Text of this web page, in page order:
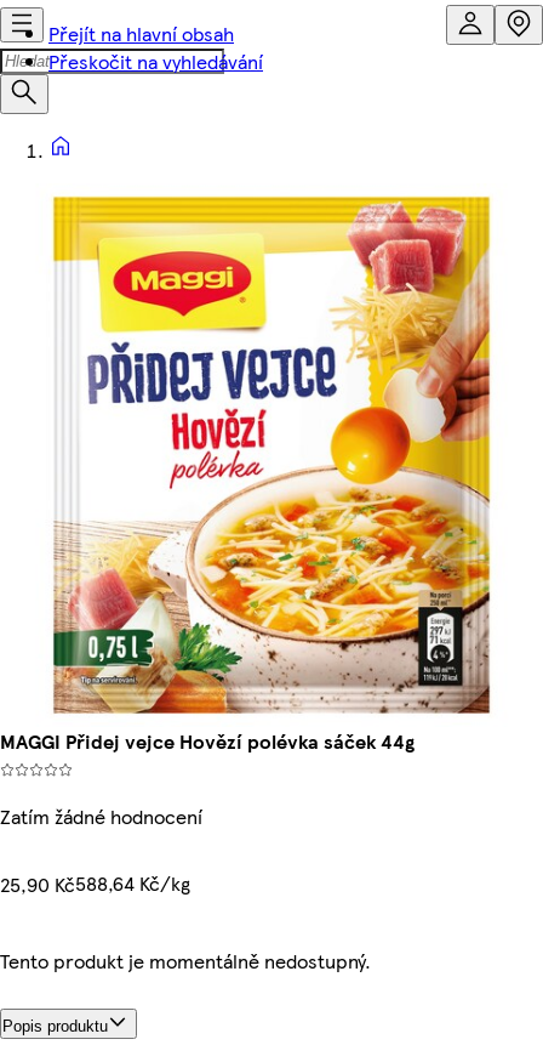
Přejít na hlavní obsah
Přeskočit na vyhledávání
MAGGI Přidej vejce Hovězí polévka sáček 44g
Zatím žádné hodnocení
25,90 Kč588,64 Kč/kg
Tento produkt je momentálně nedostupný.
Popis produktu